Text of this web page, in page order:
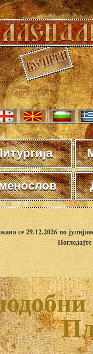
се 29.12.2026 по